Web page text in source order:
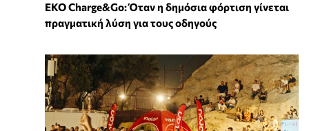
EKO Charge&Go: Όταν η δημόσια φόρτιση γίνεται
πραγματική λύση για τους οδηγούς